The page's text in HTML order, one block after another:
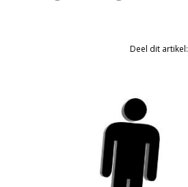
Deel dit artikel: